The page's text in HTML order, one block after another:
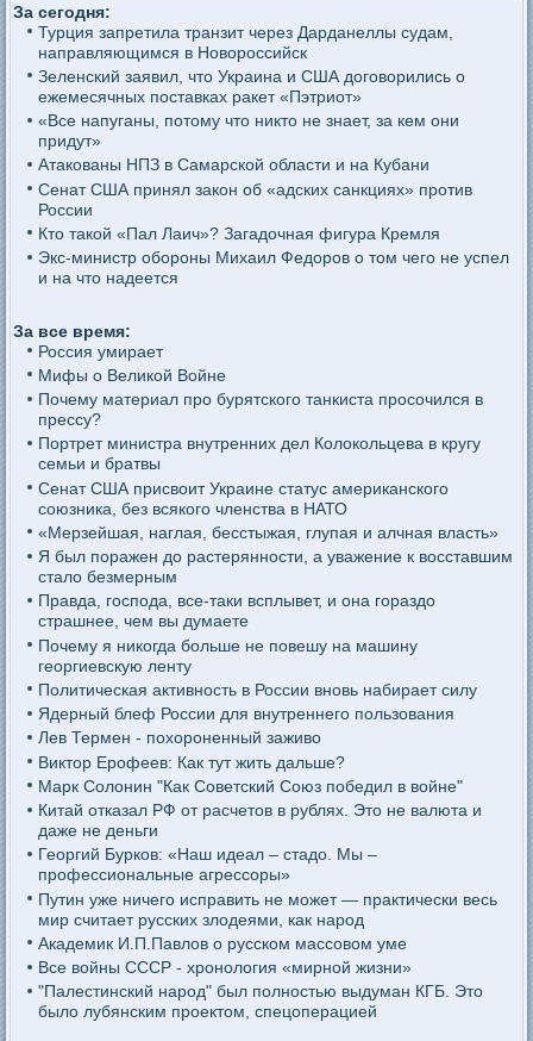
За сегодня:
Турция запретила транзит через Дарданеллы судам,
направляющимся в Новороссийск
Зеленский заявил, что Украина и США договорились о
ежемесячных поставках ракет «Пэтриот»
«Все напуганы, потому что никто не знает, за кем они
придут»
Атакованы НПЗ в Самарской области и на Кубани
Сенат США принял закон об «адских санкциях» против
России
Кто такой «Пал Лаич»? Загадочная фигура Кремля
Экс-министр обороны Михаил Федоров о том чего не успел
и на что надеется
За все время:
Россия умирает
Мифы о Великой Войне
Почему материал про бурятского танкиста просочился в
прессу?
Портрет министра внутренних дел Колокольцева в кругу
семьи и братвы
Сенат США присвоит Украине статус американского
союзника, без всякого членства в НАТО
«Мерзейшая, наглая, бесстыжая, глупая и алчная власть»
Я был поражен до растерянности, а уважение к восставшим
стало безмерным
Правда, господа, все-таки всплывет, и она гораздо
страшнее, чем вы думаете
Почему я никогда больше не повешу на машину
георгиевскую ленту
Политическая активность в России вновь набирает силу
Ядерный блеф России для внутреннего пользования
Лев Термен - похороненный заживо
Виктор Ерофеев: Как тут жить дальше?
Марк Солонин "Как Советский Союз победил в войне"
Китай отказал РФ от расчетов в рублях. Это не валюта и
даже не деньги
Георгий Бурков: «Наш идеал – стадо. Мы –
профессиональные агрессоры»
Путин уже ничего исправить не может — практически весь
мир считает русских злодеями, как народ
Академик И.П.Павлов о русском массовом уме
Все войны СССР - хронология «мирной жизни»
"Палестинский народ" был полностью выдуман КГБ. Это
было лубянским проектом, спецоперацией